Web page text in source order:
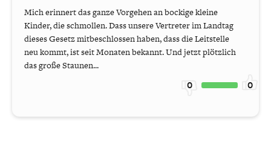
Mich erinnert das ganze Vorgehen an bockige kleine
Kinder, die schmollen. Dass unsere Vertreter im Landtag
dieses Gesetz mitbeschlossen haben, dass die Leitstelle
neu kommt, ist seit Monaten bekannt. Und jetzt plötzlich
das große Staunen...
0 0